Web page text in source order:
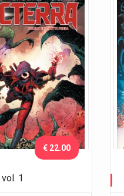
1
€ 22.00